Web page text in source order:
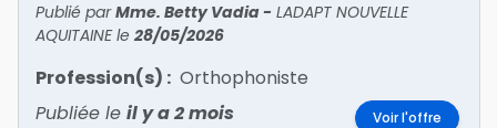
Publié parMme. Betty Vadia- LADAPT NOUVELLE
AQUITAINEle 28/05/2026
Profession(s) : Orthophoniste
Publiée le il y a 2 mois Voir l'offre